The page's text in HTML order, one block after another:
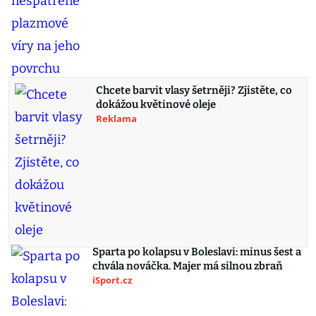
Chcete barvit vlasy šetrněji? Zjistěte, co
dokážou květinové oleje
Reklama
Sparta po kolapsu v Boleslavi: minus šest a
chvála nováčka. Majer má silnou zbraň
iSport.cz